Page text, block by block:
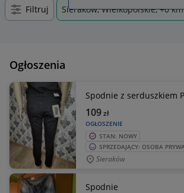
Filtruj Sieraków, Wielkopolskie, +0 km
Ogłoszenia
Spodnie z serduszkiem
OGŁOSZENIE
109zł
STAN: NOWY
SPRZEDAJĄCY: OSOBA
Sieraków
Spodnie